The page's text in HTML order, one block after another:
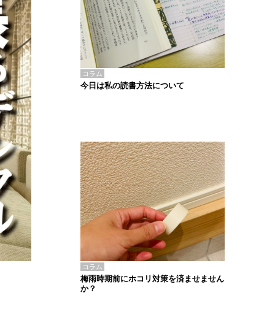
コラム
今日は私の読書方法について
コラム
梅雨時期前にホコリ対策を済ませません
か？